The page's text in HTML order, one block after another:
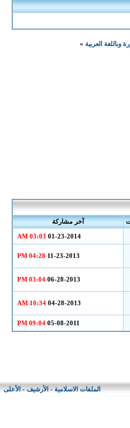
وباللغة العربية »
آخر مشاركة
01-23-2014
03:03 AM
11-23-2013
04:28 PM
06-28-2013
03:04 PM
04-28-2013
10:34 AM
05-08-2011
09:04 PM
الملفات الاسلامية-الأرشيف-الأعلى